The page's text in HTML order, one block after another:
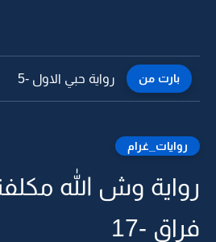
بارت من رواية حبي الاول -4
روايات_غرام
رواية وش الله
فراق -17